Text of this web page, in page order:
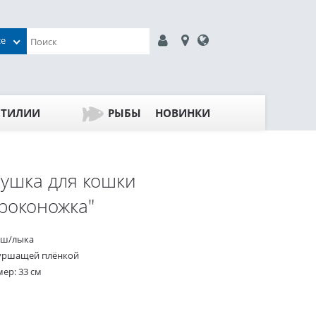
РЫБЫ НОВИНКИ
для кошки
лыка
плёнкой
33 см